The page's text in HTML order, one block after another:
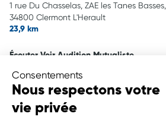
Consentements
Nous respectons votre
vie privée
1 rue Du Chasselas, ZAE les Tanes Basses,
34800 Clermont L'Herault
23,9 km
Écouter Voir Audition Mutualiste
34800 Clermont L'Herault
23,9 km
Écouter Voir Optique Mutualiste